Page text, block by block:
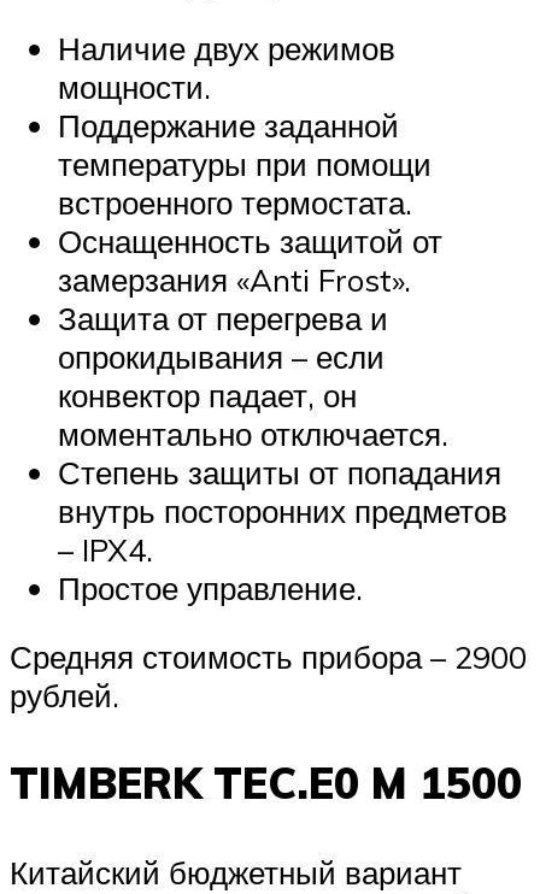
Наличие двух режимов
мощности.
Поддержание заданной
температуры при помощи
встроенного термостата.
Оснащенность защитой от
замерзания «Anti Frost».
Защита от перегрева и
опрокидывания – если
конвектор падает, он
моментально отключается.
Степень защиты от попадания
внутрь посторонних предметов
– IPX4.
Простое управление.
Средняя стоимость прибора – 2900
рублей.
TIMBERK TEC.E0 M 1500
Китайский бюджетный вариант